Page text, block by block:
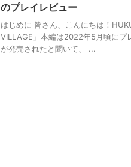
のプレイレビュー
はじめに 皆さん、こんにちは！
VILLAGE」本編は2022年5月頃にプ
が発売されたと聞いて、 ...